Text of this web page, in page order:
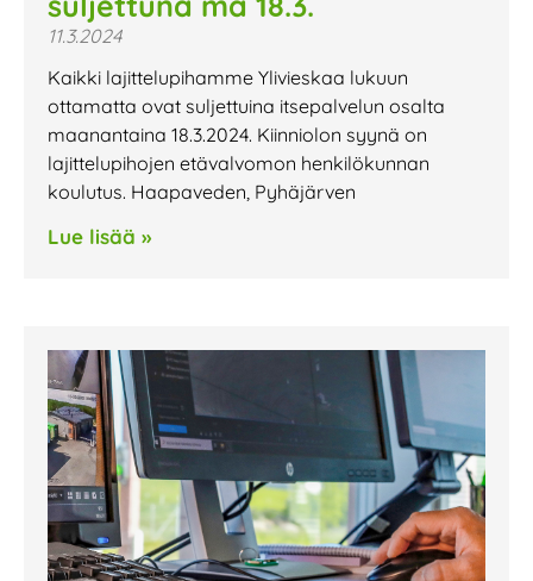
11.3.2024
Kaikki lajittelupihamme Ylivieskaa lukuun
ottamatta ovat suljettuina itsepalvelun osalta
maanantaina 18.3.2024. Kiinniolon syynä on
lajittelupihojen etävalvomon henkilökunnan
koulutus. Haapaveden, Pyhäjärven
Lue lisää »